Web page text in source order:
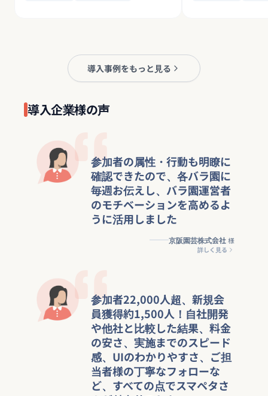
導入事例をもっと見る
導入企業様の声
参加者の属性・行動も明瞭に
確認できたので、各バラ園に
毎週お伝えし、バラ園運営者
のモチベーションを高めるよ
うに活用しました
京阪園芸株式会社様
詳しく見る
参加者22,000人超、新規会
員獲得約1,500人！自社開発
や他社と比較した結果、料金
の安さ、実施までのスピード
感、UIのわかりやすさ、ご担
当者様の丁寧なフォローな
ど、すべての点でスマペタさ